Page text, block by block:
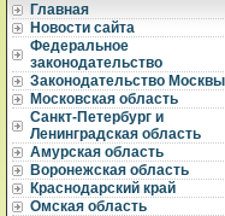
Главная
Новости сайта
Федеральное
законодательство
Законодательство Москвы
Московская область
Санкт-Петербург и
Ленинградская область
Амурская область
Воронежская область
Краснодарский край
Омская область